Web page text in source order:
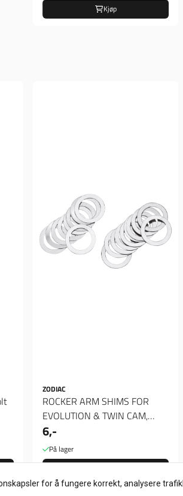
Kjøp
ZODIAC
ROCKER ARM SHIMS FOR
EVOLUTION & TWIN CAM,
Spacer 012"
6,-
På lager
for å fungere korrekt, analysere